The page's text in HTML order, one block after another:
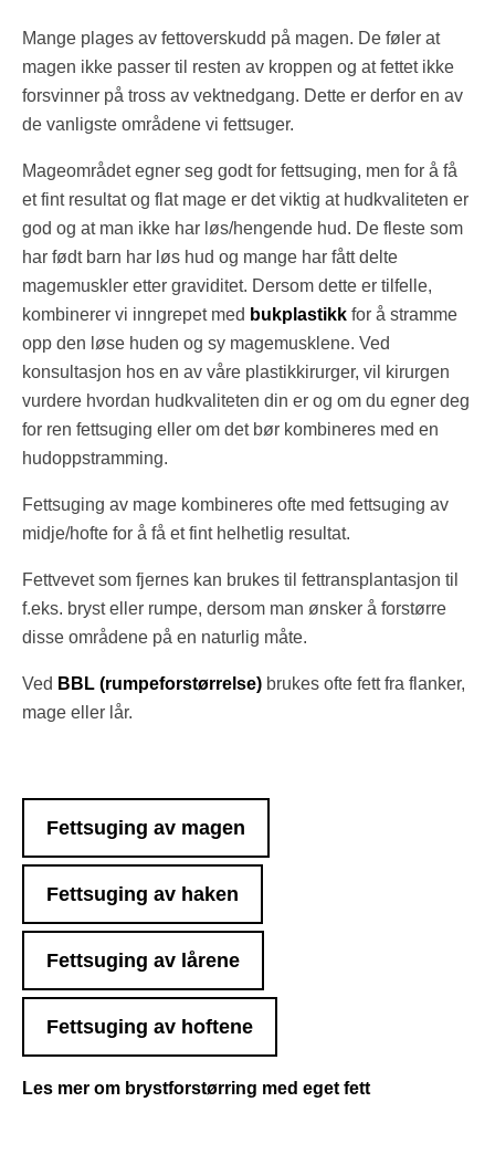
Mange plages av fettoverskudd på magen. De føler at
magen ikke passer til resten av kroppen og at fettet ikke
forsvinner på tross av vektnedgang. Dette er derfor en av
de vanligste områdene vi fettsuger.
Mageområdet egner seg godt for fettsuging, men for å få
et fint resultat og flat mage er det viktig at hudkvaliteten er
god og at man ikke har løs/hengende hud. De fleste som
har født barn har løs hud og mange har fått delte
magemuskler etter graviditet. Dersom dette er tilfelle,
kombinerer vi inngrepet med bukplastikk for å stramme
opp den løse huden og sy magemusklene. Ved
konsultasjon hos en av våre plastikkirurger, vil kirurgen
vurdere hvordan hudkvaliteten din er og om du egner deg
for ren fettsuging eller om det bør kombineres med en
hudoppstramming.
Fettsuging av mage kombineres ofte med fettsuging av
midje/hofte for å få et fint helhetlig resultat.
Fettvevet som fjernes kan brukes til fettransplantasjon til
f.eks. bryst eller rumpe, dersom man ønsker å forstørre
disse områdene på en naturlig måte.
Ved BBL (rumpeforstørrelse) brukes ofte fett fra flanker,
mage eller lår.
Fettsuging av magen
Fettsuging av haken
Fettsuging av lårene
Fettsuging av hoftene
Les mer om brystforstørring med eget fett